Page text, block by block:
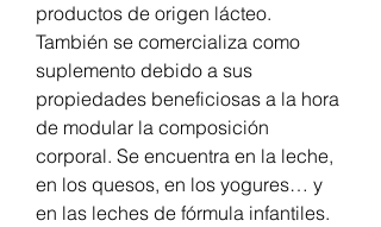
productos de origen lácteo.
También se comercializa como
suplemento debido a sus
propiedades beneficiosas a la hora
de modular la composición
corporal. Se encuentra en la leche,
en los quesos, en los yogures… y
en las leches de fórmula infantiles.